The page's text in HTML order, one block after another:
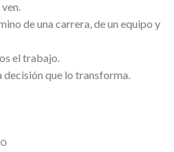
de una carrera, de un equipo y
el trabajo.
que lo transforma.